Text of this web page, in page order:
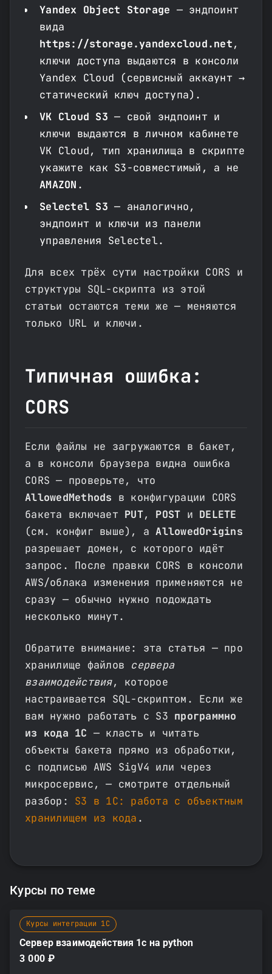
Yandex Object Storage — эндпоинт
вида
https://storage.yandexcloud.net,
ключи доступа выдаются в консоли
Yandex Cloud (сервисный аккаунт →
статический ключ доступа).
VK Cloud S3 — свой эндпоинт и
ключи выдаются в личном кабинете
VK Cloud, тип хранилища в скрипте
укажите как S3-совместимый, а не
AMAZON .
Selectel S3 — аналогично,
эндпоинт и ключи из панели
управления Selectel.
Для всех трёх сути настройки CORS и
структуры SQL-скрипта из этой
статьи остаются теми же — меняются
только URL и ключи.
Типичная ошибка:
CORS
Если файлы не загружаются в бакет,
а в консоли браузера видна ошибка
CORS — проверьте, что
AllowedMethods в конфигурации CORS
бакета включает PUT, POST и DELETE
(см. конфиг выше), аAllowedOrigins
разрешает домен, с которого идёт
запрос. После правки CORS в консоли
AWS/облака изменения применяются не
сразу — обычно нужно подождать
несколько минут.
Обратите внимание: эта статья — про
хранилище файлов сервера
взаимодействия, которое
настраивается SQL-скриптом. Если же
вам нужно работать с S3 программно
из кода 1С — класть и читать
объекты бакета прямо из обработки,
с подписью AWS SigV4 или через
микросервис, — смотрите отдельный
разбор: S3 в 1С: работа с объектным
хранилищем из кода .
Курсы по теме
Курсы интеграции 1С
Сервер взаимодействия 1с на python
3 000 ₽